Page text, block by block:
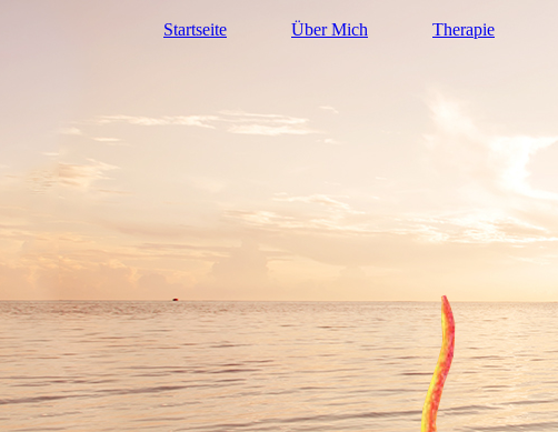
Startseite Über Mich Therapie